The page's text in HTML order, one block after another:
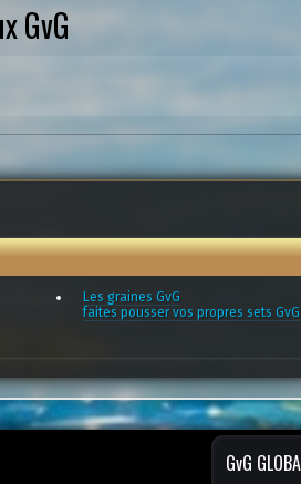
GvG
Les graines GvG
faites pousser vos propres sets GvG
GvG